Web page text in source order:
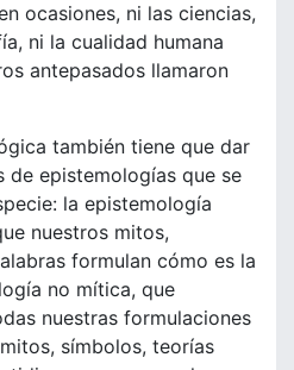
ocasiones, ni las ciencias,
ni la cualidad humana
antepasados llamaron
también tiene que dar
epistemologías que se
la epistemología
nuestros mitos,
formulan cómo es la
no mítica, que
nuestras formulaciones
símbolos, teorías